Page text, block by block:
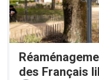
des Français